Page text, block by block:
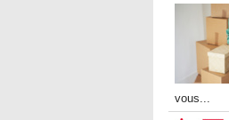
vous...